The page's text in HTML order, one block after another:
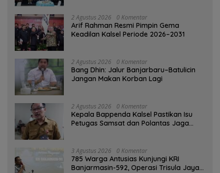
2 Agustus 2026 0 Komentar
Arif Rahman Resmi Pimpin Gema
Keadilan Kalsel Periode 2026–2031
2 Agustus 2026 0 Komentar
Bang Dhin: Jalur Banjarbaru–Batulicin
Jangan Makan Korban Lagi
2 Agustus 2026 0 Komentar
Kepala Bappenda Kalsel Pastikan Isu
Petugas Samsat dan Polantas Jaga
3 Agustus 2026 0 Komentar
785 Warga Antusias Kunjungi KRI
Banjarmasin-592, Operasi Trisula Jaya